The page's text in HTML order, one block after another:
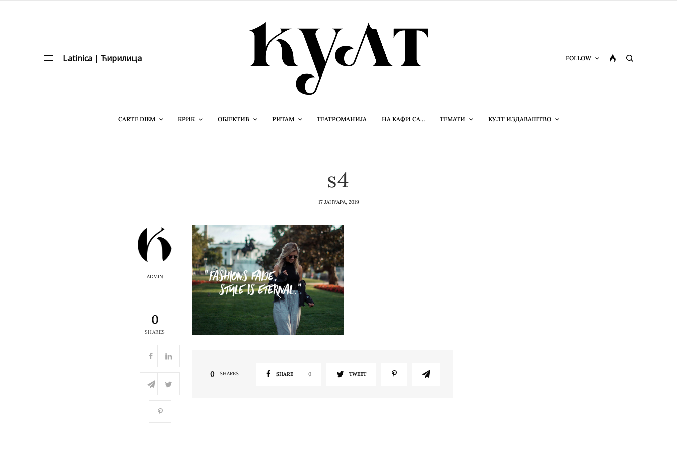
Latinica | Ћирилица FOLLOW
CARTE DIEM КРИК ОБЈЕКТИВ РИТАМ ТЕАТРОМАНИЈА НА КАФИ СА… ТЕМАТИ КУЛТ ИЗДАВАШТВО
s4
17 ЈАНУАРА, 2019
ADMIN
0
SHARES
0 SHARES SHARE 0 TWEET